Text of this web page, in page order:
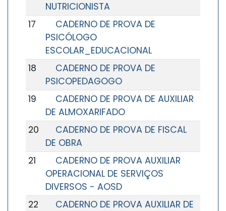
NUTRICIONISTA
17
CADERNO DE PROVA DE
PSICÓLOGO
ESCOLAR_EDUCACIONAL
18
CADERNO DE PROVA DE
PSICOPEDAGOGO
19
CADERNO DE PROVA DE AUXILIAR
DE ALMOXARIFADO
20
CADERNO DE PROVA DE FISCAL
DE OBRA
21
CADERNO DE PROVA AUXILIAR
OPERACIONAL DE SERVIÇOS
DIVERSOS - AOSD
22
CADERNO DE PROVA AUXILIAR DE